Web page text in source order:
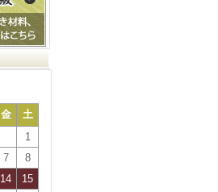
金
土
1
7
8
14
15